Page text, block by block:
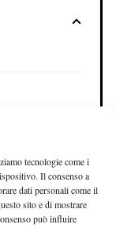
tecnologie come i
Il consenso a
dati personali come il
sito e di mostrare
può influire
contento,
ero quasi 150
per caso, dietro